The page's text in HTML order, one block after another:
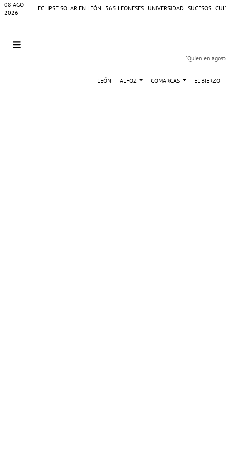
08 AGO
2026
ECLIPSE SOLAR EN LEÓN 365 LEONESES UNIVERSIDAD SUCESOS
'Quien en
LEÓN ALFOZ COMARCAS EL BIERZO